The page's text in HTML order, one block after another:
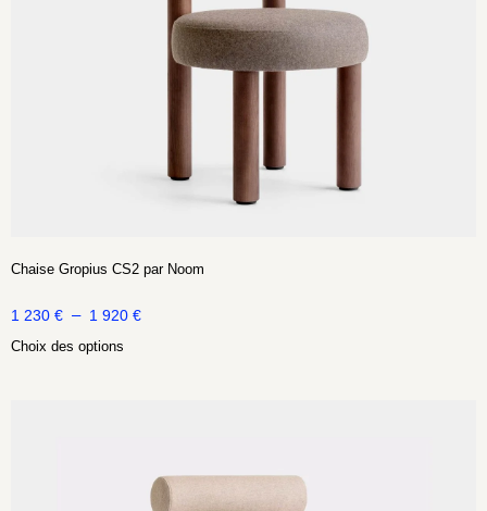
Chaise Gropius CS2 par Noom
1 230 € – 1 920 €
Choix des options